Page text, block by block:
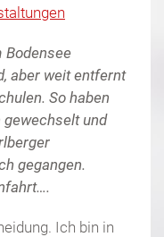
Bodensee
aber weit entfernt
So haben
gewechselt und
gegangen.
Ich bin in